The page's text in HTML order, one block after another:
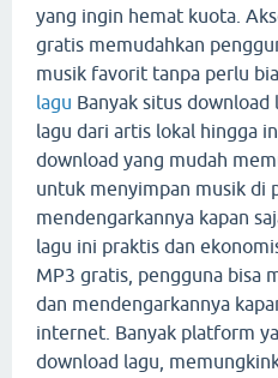
yang ingin hemat kuota.
gratis memudahkan
musik favorit tanpa perlu
lagu Banyak situs
lagu dari artis lokal hingga
download yang mudah
untuk menyimpan musik di
mendengarkannya kapan
lagu ini praktis dan
MP3 gratis, pengguna bisa
dan mendengarkannya
internet. Banyak platform
download lagu,